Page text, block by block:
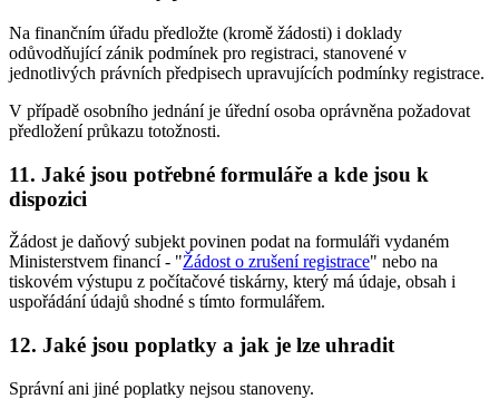
Na finančním úřadu předložte (kromě žádosti) i doklady
odůvodňující zánik podmínek pro registraci, stanovené v
jednotlivých právních předpisech upravujících podmínky registrace.
V případě osobního jednání je úřední osoba oprávněna požadovat
předložení průkazu totožnosti.
11. Jaké jsou potřebné formuláře a kde jsou k
dispozici
Žádost je daňový subjekt povinen podat na formuláři vydaném
Ministerstvem financí - "Žádost o zrušení registrace" nebo na
tiskovém výstupu z počítačové tiskárny, který má údaje, obsah i
uspořádání údajů shodné s tímto formulářem.
12. Jaké jsou poplatky a jak je lze uhradit
Správní ani jiné poplatky nejsou stanoveny.